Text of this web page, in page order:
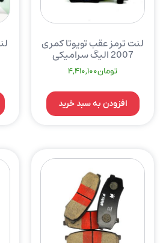
لنت ترمز عقب تویوتا کمری
2007 الیگ سرامیکی
تومان4,410,100
افزودن به سبد خرید